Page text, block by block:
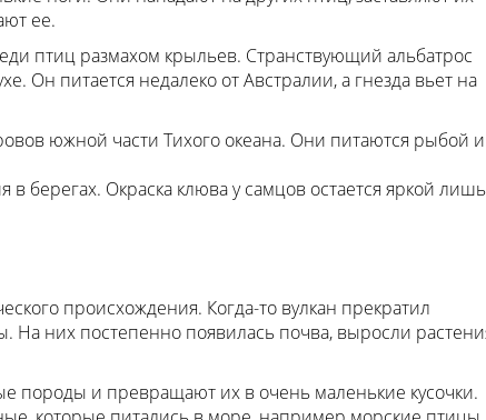
ее.
птиц размахом крыльев. Странствующий альбатрос
Он питается недалеко от Австралии, а гнезда вьет на
южной части Тихого океана. Они питаются рыбой и
в берегах. Окраска клюва у самцов остается яркой лишь
происхождения. Когда-то вулкан прекратил
На них постепенно появилась почва, выросли
породы и превращают их в очень маленькие кусочки.